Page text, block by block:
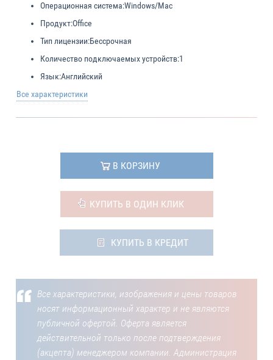
Операционная система:Windows/Mac
Продукт:Office
Тип лицензии:Бессрочная
Количество подключаемых устройств:1
Язык:Английский
Все характеристики
В КОРЗИНУ
КУПИТЬ В ОДИН КЛИК
КУПИТЬ В КРЕДИТ
Все характеристики, изображения и цены товаров
носят информационный характер и не являются
публичной офертой. Оферта является
действительной только после подтверждения
(акцепта) менеджером компании. Администрация